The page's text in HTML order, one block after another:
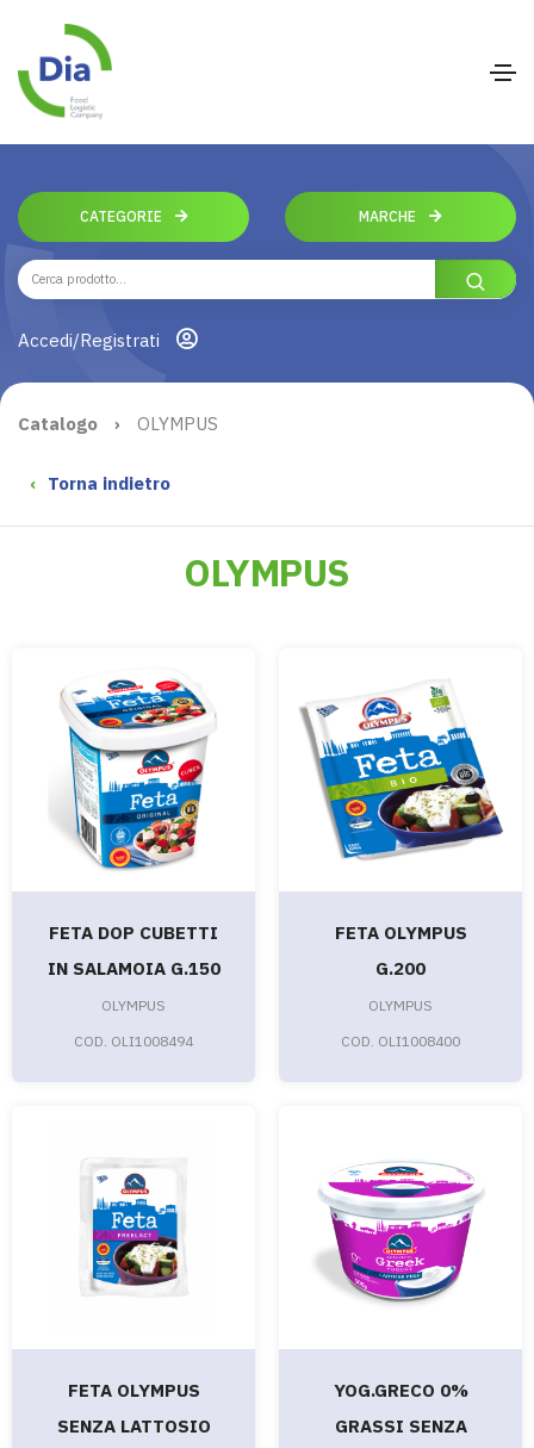
CATEGORIE MARCHE
Accedi/Registrati
Catalogo › OLYMPUS
‹ Torna indietro
OLYMPUS
FETA DOP CUBETTI
IN SALAMOIA G.150
OLYMPUS
COD. OLI1008494
FETA OLYMPUS
G.200
OLYMPUS
COD. OLI1008400
FETA OLYMPUS
SENZA LATTOSIO
YOG.GRECO 0%
GRASSI SENZA